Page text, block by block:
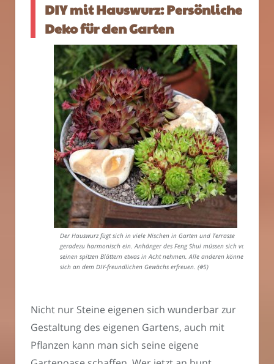
DIY mit Hauswurz: Persönliche
Deko für den Garten
Der Hauswurz fügt sich in viele Nischen in Garten und Terrasse
geradezu harmonisch ein. Anhänger des Feng Shui müssen sich vor
seinen spitzen Blättern etwas in Acht nehmen. Alle anderen können
sich an dem DIY-freundlichen Gewächs erfreuen. (#5)
Nicht nur Steine eigenen sich wunderbar zur
Gestaltung des eigenen Gartens, auch mit
Pflanzen kann man sich seine eigene